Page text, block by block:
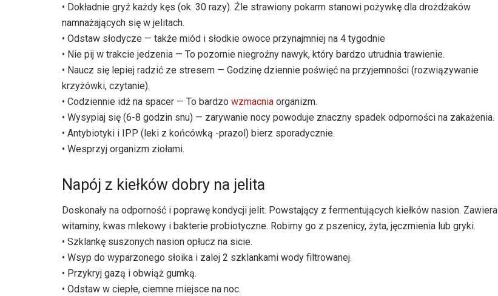
• Dokładnie gryź każdy kęs (ok. 30 razy). Źle strawiony pokarm stanowi pożywkę dla drożdżaków
namnażających się w jelitach.
• Odstaw słodycze — także miód i słodkie owoce przynajmniej na 4 tygodnie
• Nie pij w trakcie jedzenia — To pozornie niegroźny nawyk, który bardzo utrudnia trawienie.
• Naucz się lepiej radzić ze stresem — Godzinę dziennie poświęć na przyjemności (rozwiązywanie
krzyżówki, czytanie).
• Codziennie idź na spacer — To bardzo wzmacnia organizm.
• Wysypiaj się (6-8 godzin snu) — zarywanie nocy powoduje znaczny spadek odporności na zakażenia.
• Antybiotyki i IPP (leki z końcówką -prazol) bierz sporadycznie.
• Wesprzyj organizm ziołami.
Napój z kiełków dobry na jelita
Doskonały na odporność i poprawę kondycji jelit. Powstający z fermentujących kiełków nasion. Zawiera
witaminy, kwas mlekowy i bakterie probiotyczne. Robimy go z pszenicy, żyta, jęczmienia lub gryki.
• Szklankę suszonych nasion opłucz na sicie.
• Wsyp do wyparzonego słoika i zalej 2 szklankami wody filtrowanej.
• Przykryj gazą i obwiąż gumką.
• Odstaw w ciepłe, ciemne miejsce na noc.